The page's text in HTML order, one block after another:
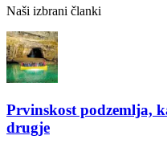
Naši izbrani članki
Prvinskost podzemlja,
drugje